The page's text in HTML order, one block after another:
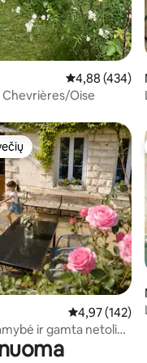
Vidutinis
4,88 (434)
Chevrières/Oise
190
Vidutinis
4,97 (142)
ir gamta netoli